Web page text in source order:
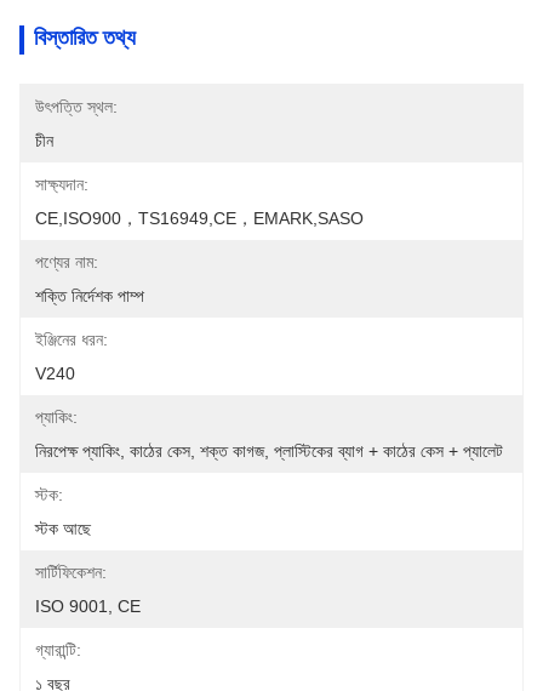
বিস্তারিত তথ্য
উৎপত্তি স্থল:
চীন
সাক্ষ্যদান:
CE,ISO900，TS16949,CE，EMARK,SASO
পণ্যের নাম:
শক্তি নির্দেশক পাম্প
ইঞ্জিনের ধরন:
V240
প্যাকিং:
নিরপেক্ষ প্যাকিং, কাঠের কেস, শক্ত কাগজ, প্লাস্টিকের ব্যাগ + কাঠের কেস + প্যালেট
স্টক:
স্টক আছে
সার্টিফিকেশন:
ISO 9001, CE
গ্যারান্টি:
১ বছর